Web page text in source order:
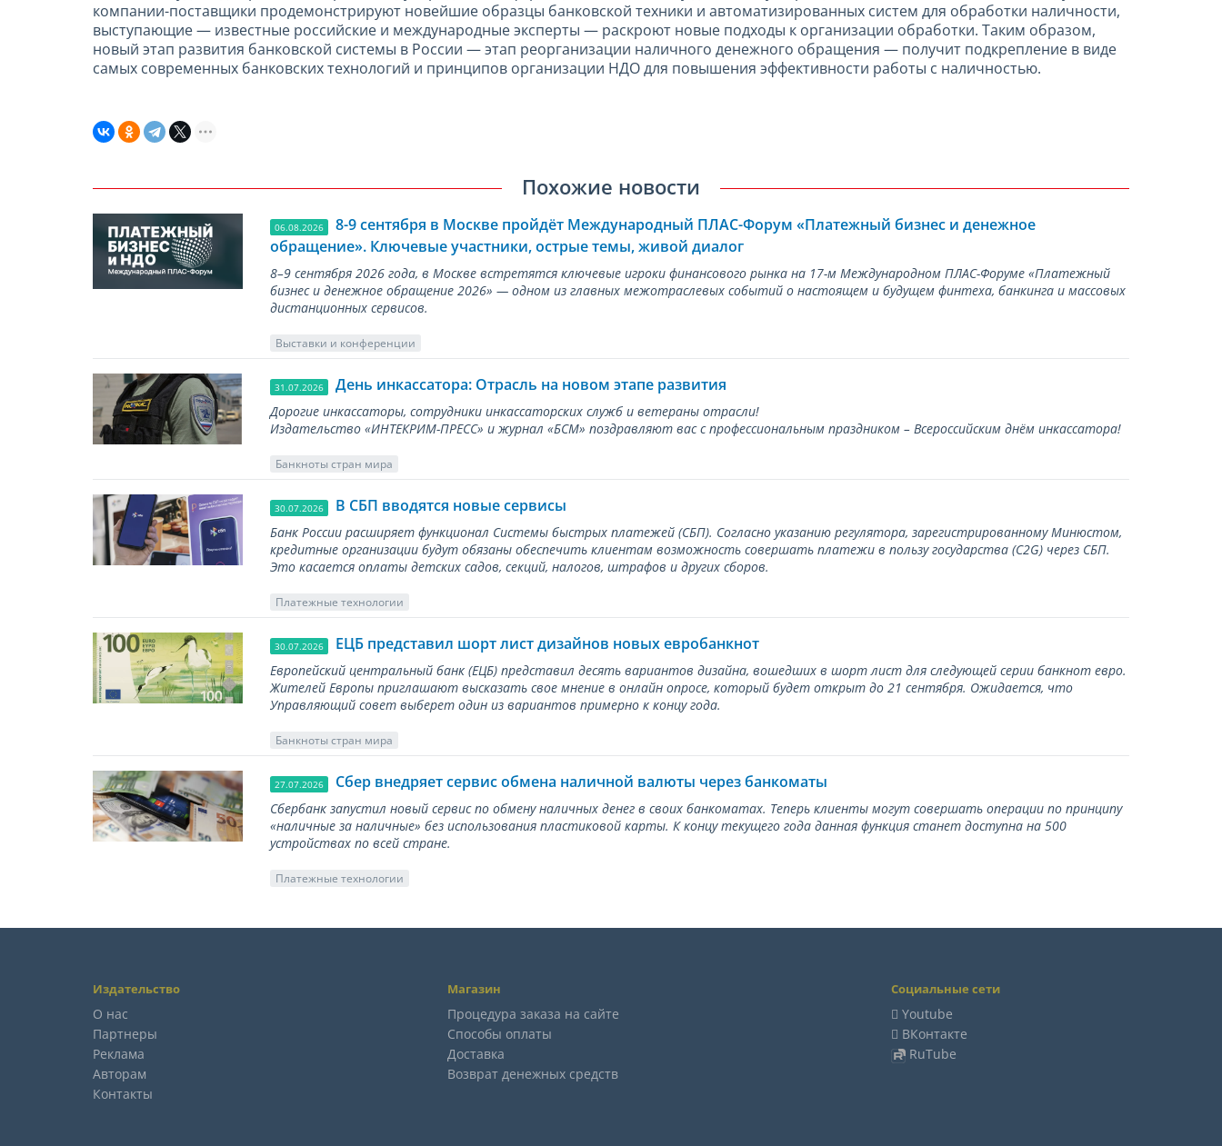
компании-поставщики продемонстрируют новейшие образцы банковской техники и автоматизированных систем для обработки наличности,
выступающие — известные российские и международные эксперты — раскроют новые подходы к организации обработки. Таким образом,
новый этап развития банковской системы в России — этап реорганизации наличного денежного обращения — получит подкрепление в виде
самых современных банковских технологий и принципов организации НДО для повышения эффективности работы с наличностью.
Похожие новости
06.08.2026
8-9 сентября в Москве пройдёт Международный ПЛАС-Форум «Платежный бизнес и денежное
обращение». Ключевые участники, острые темы, живой диалог
8–9 сентября 2026 года, в Москве встретятся ключевые игроки финансового рынка на 17-м Международном ПЛАС-Форуме «Платежный
бизнес и денежное обращение 2026» — одном из главных межотраслевых событий о настоящем и будущем финтеха, банкинга и массовых
дистанционных сервисов.
Выставки и конференции
31.07.2026 День инкассатора: Отрасль на новом этапе развития
Дорогие инкассаторы, сотрудники инкассаторских служб и ветераны отрасли!
Издательство «ИНТЕКРИМ-ПРЕСС» и журнал «БСМ» поздравляют вас с профессиональным праздником – Всероссийским днём инкассатора!
Банкноты стран мира
30.07.2026 В СБП вводятся новые сервисы
Банк России расширяет функционал Системы быстрых платежей (СБП). Согласно указанию регулятора, зарегистрированному Минюстом,
кредитные организации будут обязаны обеспечить клиентам возможность совершать платежи в пользу государства (С2G) через СБП.
Это касается оплаты детских садов, секций, налогов, штрафов и других сборов.
Платежные технологии
30.07.2026 ЕЦБ представил шорт лист дизайнов новых евробанкнот
Европейский центральный банк (ЕЦБ) представил десять вариантов дизайна, вошедших в шорт лист для следующей серии банкнот евро.
Жителей Европы приглашают высказать свое мнение в онлайн опросе, который будет открыт до 21 сентября. Ожидается, что
Управляющий совет выберет один из вариантов примерно к концу года.
Банкноты стран мира
27.07.2026 Сбер внедряет сервис обмена наличной валюты через банкоматы
Сбербанк запустил новый сервис по обмену наличных денег в своих банкоматах. Теперь клиенты могут совершать операции по принципу
«наличные за наличные» без использования пластиковой карты. К концу текущего года данная функция станет доступна на 500
устройствах по всей стране.
Платежные технологии
Издательство
О нас
Партнеры
Реклама
Авторам
Контакты
Магазин
Процедура заказа на сайте
Способы оплаты
Доставка
Возврат денежных средств
Социальные сети
Youtube
ВКонтакте
RuTube